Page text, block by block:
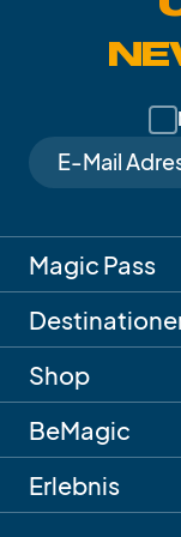
Magic Pass
Shop
BeMagic
Erlebnis